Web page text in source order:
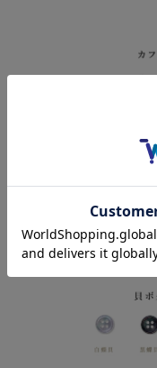
ボタンは、貝ボタン5